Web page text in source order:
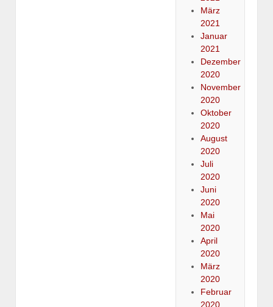
März
2021
Januar
2021
Dezember
2020
November
2020
Oktober
2020
August
2020
Juli
2020
Juni
2020
Mai
2020
April
2020
März
2020
Februar
2020